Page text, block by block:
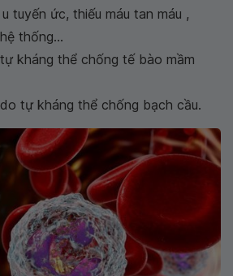
tuyến ức, thiếu máu tan máu ,
thống...
kháng thể chống tế bào mầm
tự kháng thể chống bạch cầu.